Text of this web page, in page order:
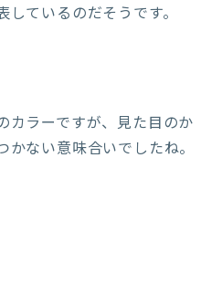
ているのだそうです。
カラーですが、見た目のか
ない意味合いでしたね。